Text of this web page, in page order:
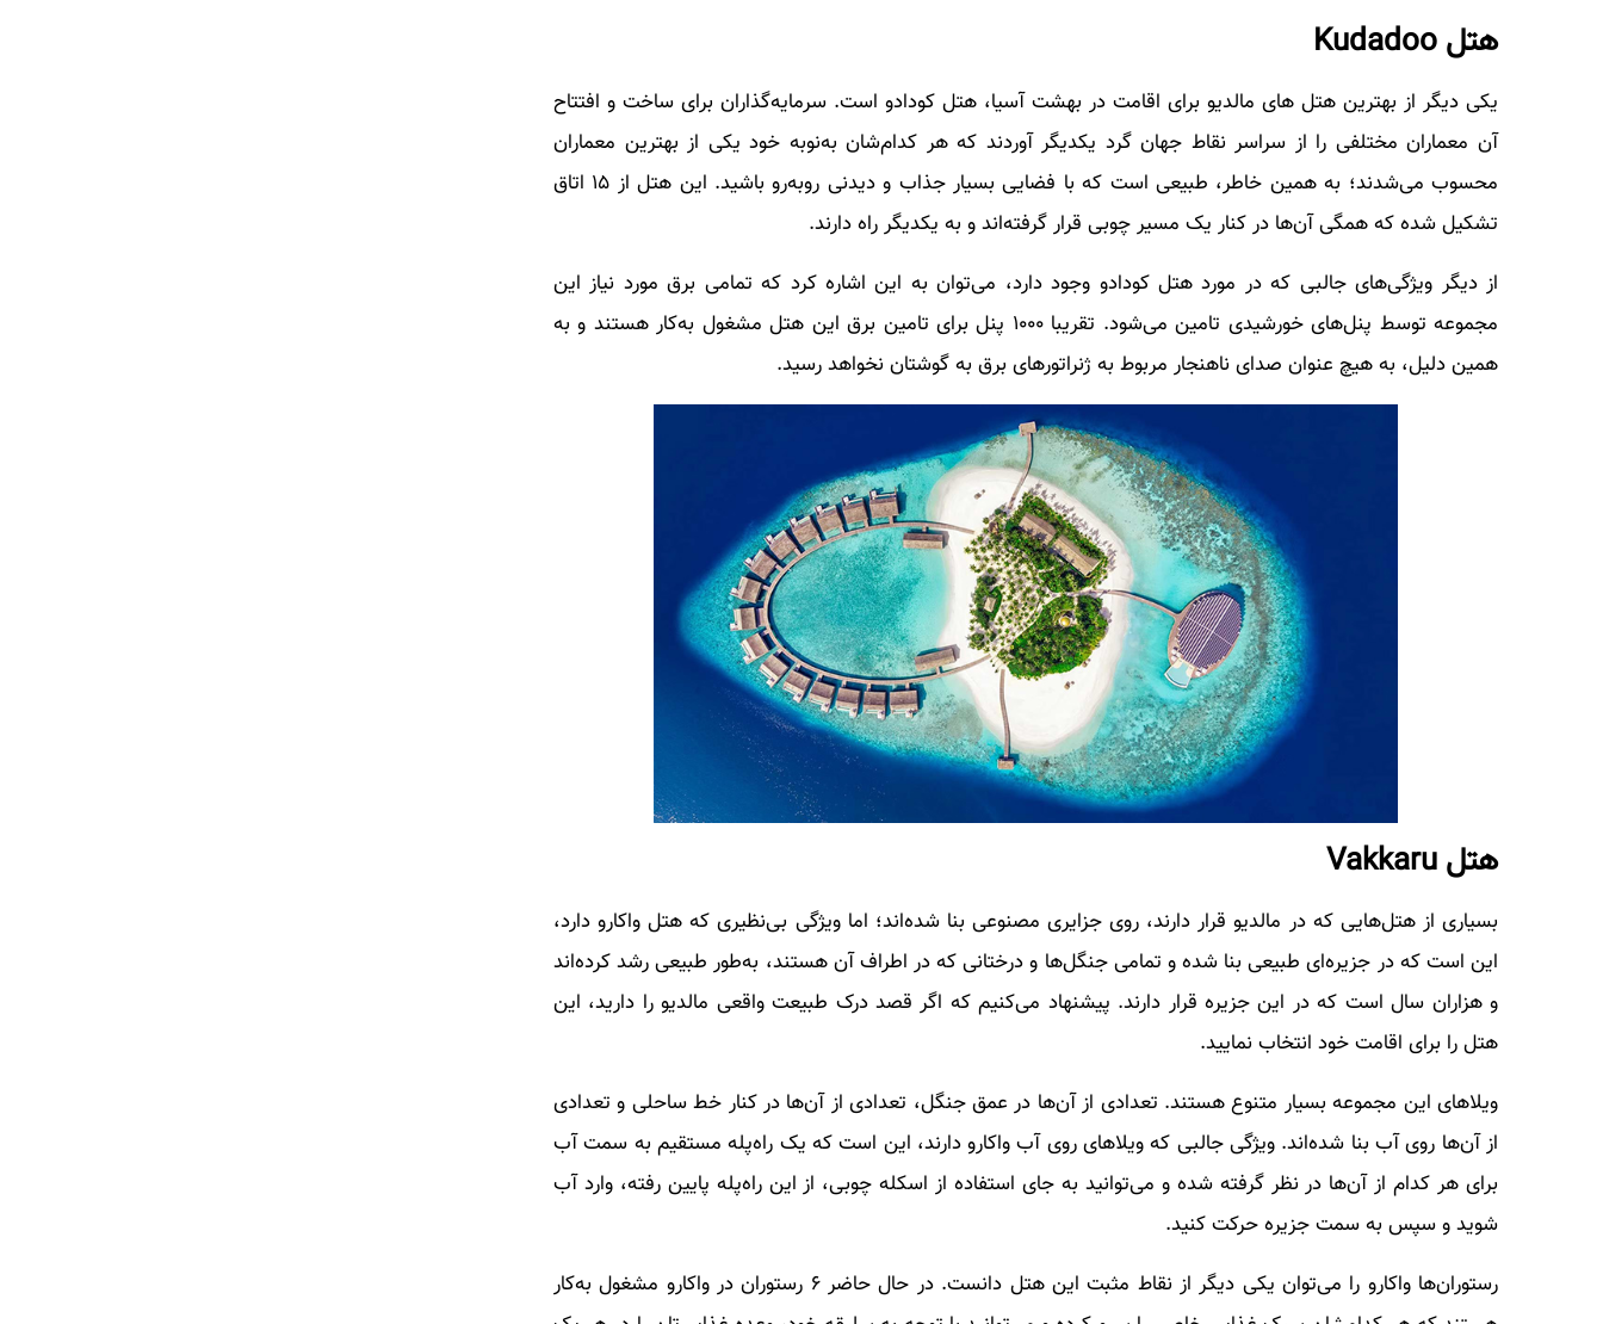
هتل Kudadoo
یکی دیگر از بهترین هتل های مالدیو برای اقامت در بهشت آسیا، هتل کودادو است. سرمایه‌گذاران برای ساخت و افتتاح
آن معماران مختلفی را از سراسر نقاط جهان گرد یکدیگر آوردند که هر کدام‌شان به‌نوبه خود یکی از بهترین معماران
محسوب می‌شدند؛ به همین خاطر، طبیعی است که با فضایی بسیار جذاب و دیدنی روبه‌رو باشید. این هتل از ۱۵ اتاق
تشکیل شده که همگی آن‌ها در کنار یک مسیر چوبی قرار گرفته‌اند و به یکدیگر راه دارند.
از دیگر ویژگی‌های جالبی که در مورد هتل کودادو وجود دارد، می‌توان به این اشاره کرد که تمامی برق مورد نیاز این
مجموعه توسط پنل‌های خورشیدی تامین می‌شود. تقریبا ۱۰۰۰ پنل برای تامین برق این هتل مشغول به‌کار هستند و به
همین دلیل، به هیچ عنوان صدای ناهنجار مربوط به ژنراتورهای برق به گوشتان نخواهد رسید.
هتل Vakkaru
بسیاری از هتل‌هایی که در مالدیو قرار دارند، روی جزایری مصنوعی بنا شده‌اند؛ اما ویژگی بی‌نظیری که هتل واکارو دارد،
این است که در جزیره‌ای طبیعی بنا شده و تمامی جنگل‌ها و درختانی که در اطراف آن هستند، به‌طور طبیعی رشد کرده‌اند
و هزاران سال است که در این جزیره قرار دارند. پیشنهاد می‌کنیم که اگر قصد درک طبیعت واقعی مالدیو را دارید، این
هتل را برای اقامت خود انتخاب نمایید.
ویلاهای این مجموعه بسیار متنوع هستند. تعدادی از آن‌ها در عمق جنگل، تعدادی از آن‌ها در کنار خط ساحلی و تعدادی
از آن‌ها روی آب بنا شده‌اند. ویژگی جالبی که ویلاهای روی آب واکارو دارند، این است که یک راه‌پله مستقیم به سمت آب
برای هر کدام از آن‌ها در نظر گرفته شده و می‌توانید به جای استفاده از اسکله چوبی، از این راه‌پله پایین رفته، وارد آب
شوید و سپس به سمت جزیره حرکت کنید.
رستوران‌ها واکارو را می‌توان یکی دیگر از نقاط مثبت این هتل دانست. در حال حاضر ۶ رستوران در واکارو مشغول به‌کار